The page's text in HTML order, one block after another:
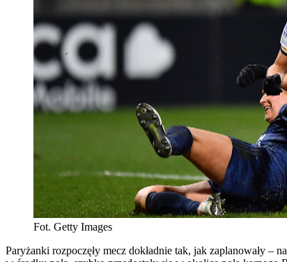
Fot. Getty Images
Paryżanki rozpoczęły mecz dokładnie tak, jak zaplanowały –